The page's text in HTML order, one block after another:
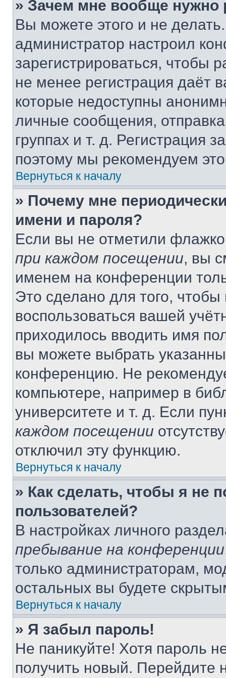
» Зачем мне вообще нужно
Вы можете этого и не
администратор настроил
зарегистрироваться, чтобы
не менее регистрация даёт
которые недоступны
личные сообщения,
группах и т. д. Регистрация
поэтому мы рекомендуем
Вернуться к началу
» Почему мне
имени и пароля?
Если вы не отметили
при каждом посещении, вы
именем на конференции
Это сделано для того, чтобы
воспользоваться вашей
приходилось вводить имя
вы можете выбрать
конференцию. Не
компьютере, например в
университете и т. д. Если
каждом посещении
отключил эту функцию.
Вернуться к началу
» Как сделать, чтобы я не
пользователей?
В настройках личного
пребывание на конференции
только администраторам,
остальных вы будете
Вернуться к началу
» Я забыл пароль!
Не паникуйте! Хотя пароль
получить новый. Перейдите